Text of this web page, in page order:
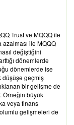
Trust ve MQQQ ile
azalması ile MQQQ
değiştiğini
dönemlerde
dönemlerde ise
düşüşe geçmiş
bir gelişme de
Örneğin büyük
veya finans
gelişmeleri de